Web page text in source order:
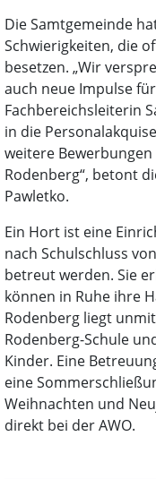
Die Samtgemeinde
Schwierigkeiten, die
besetzen. „Wir
auch neue Impulse
Fachbereichsleiterin
in die
weitere
Rodenberg“, betont
Pawletko.
Ein Hort ist eine
nach Schulschluss
betreut werden. Sie
können in Ruhe ihre
Rodenberg liegt
Rodenberg-Schule
Kinder. Eine
eine
Weihnachten und
direkt bei der AWO.